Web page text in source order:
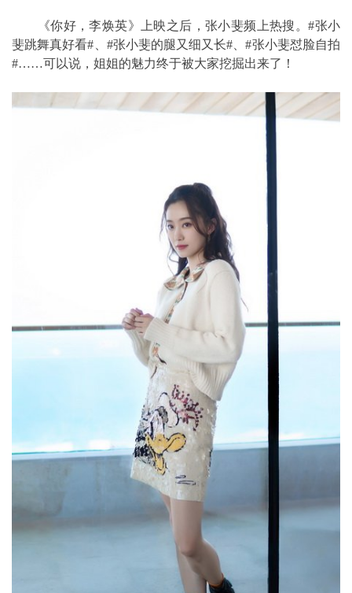
《你好，李焕英》上映之后，张小斐频上热搜。#张小
斐跳舞真好看#、#张小斐的腿又细又长#、#张小斐怼脸自拍
#……可以说，姐姐的魅力终于被大家挖掘出来了！